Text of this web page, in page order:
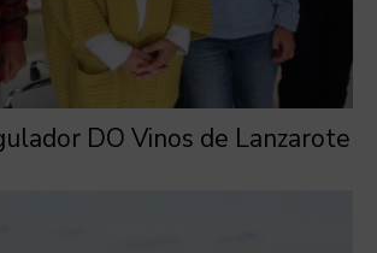
DO Vinos de Lanzarote